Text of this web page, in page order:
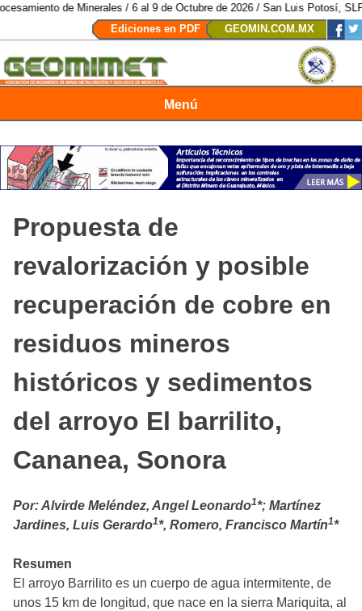
Minerales / 6 al 9 de Octubre de 2026 / San Luis Potosí, SLP //Mexico
Ediciones en PDF
GEOMIN.COM.MX
Menú
Propuesta de
revalorización y posible
recuperación de cobre en
residuos mineros
históricos y sedimentos
del arroyo El barrilito,
Cananea, Sonora
Por: Alvirde Meléndez, Angel Leonardo1*; Martínez
Jardines, Luis Gerardo1*, Romero, Francisco Martín1*
Resumen
El arroyo Barrilito es un cuerpo de agua intermitente, de
unos 15 km de longitud, que nace en la sierra Mariquita, al